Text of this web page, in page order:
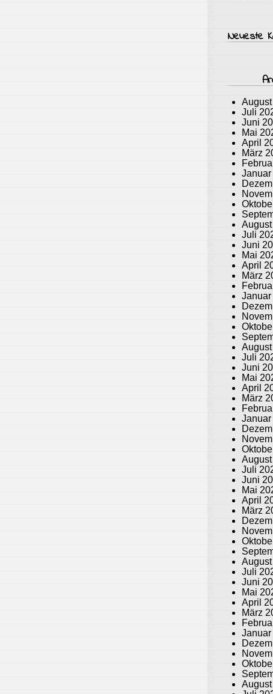
Neueste
Juli
Juni
Mai
April
März
Juli
Juni
Mai
April
März
Juli
Juni
Mai
April
März
Juli
Juni
Mai
April
März
Juli
Juni
Mai
April
März
Januar